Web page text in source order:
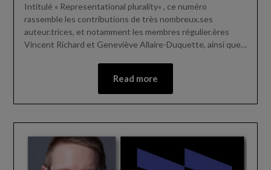
Intitulé « Representational plurality« , ce numéro
rassemble les contributions de très nombreux.ses
auteur.trices, et notamment les membres régulier.ères
Vincent Richard et Geneviève Allaire-Duquette, ainsi que…
Read more